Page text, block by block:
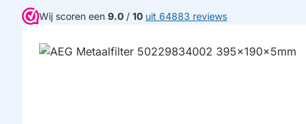
Wij scoren een 9.0 / 10 uit 64883 reviews